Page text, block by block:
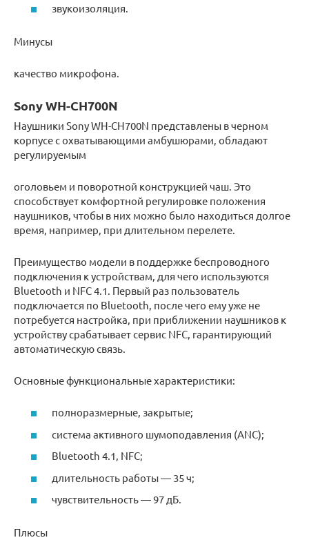
звукоизоляция.
Минусы
качество микрофона.
Sony WH-CH700N
Наушники Sony WH-CH700N представлены в черном
корпусе с охватывающими амбушюрами, обладают
регулируемым
оголовьем и поворотной конструкцией чаш. Это
способствует комфортной регулировке положения
наушников, чтобы в них можно было находиться долгое
время, например, при длительном перелете.
Преимущество модели в поддержке беспроводного
подключения к устройствам, для чего используются
Bluetooth и NFC 4.1. Первый раз пользователь
подключается по Bluetooth, после чего ему уже не
потребуется настройка, при приближении наушников к
устройству срабатывает сервис NFC, гарантирующий
автоматическую связь.
Основные функциональные характеристики:
полноразмерные, закрытые;
система активного шумоподавления (ANC);
Bluetooth 4.1, NFC;
длительность работы — 35 ч;
чувствительность — 97 дБ.
Плюсы